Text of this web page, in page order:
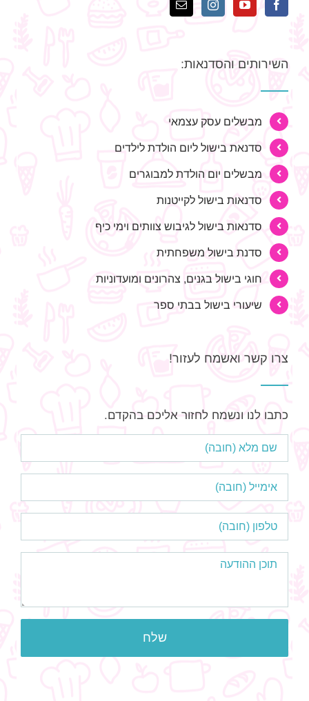
השירותים והסדנאות:
מבשלים עסק עצמאי
סדנאת בישול ליום הולדת לילדים
מבשלים יום הולדת למבוגרים
סדנאות בישול לקייטנות
סדנאות בישול לגיבוש צוותים וימי כיף
סדנת בישול משפחתית
חוגי בישול בגנים, צהרונים ומועדוניות
שיעורי בישול בבתי ספר
צרו קשר ואשמח לעזור!
כתבו לנו ונשמח לחזור אליכם בהקדם.